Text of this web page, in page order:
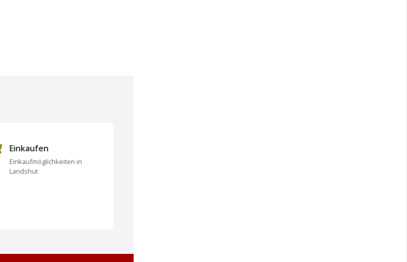
Einkaufen
Einkaufmöglichkeiten in
Landshut